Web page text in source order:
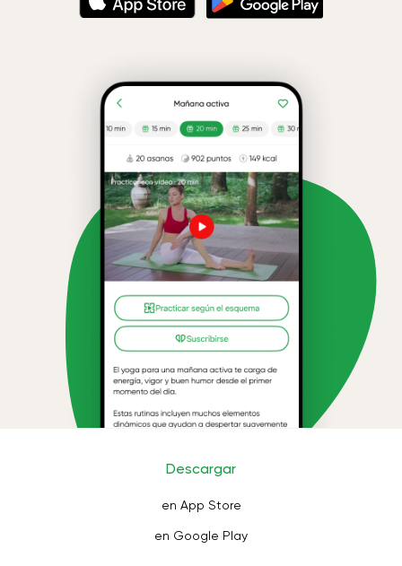
Descargar
en App Store
en Google Play